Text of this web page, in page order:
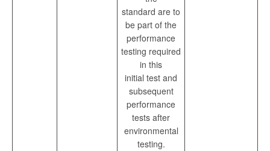
standard are to
be part of the
performance
testing required
in this
initial test and
subsequent
performance
tests after
environmental
testing.